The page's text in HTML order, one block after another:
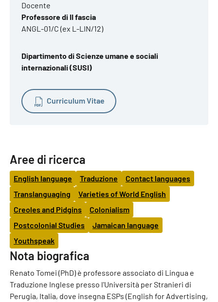
Docente
Professore di II fascia
ANGL-01/C (ex L-LIN/12)
Dipartimento di Scienze umane e sociali
internazionali (SUSI)
Curriculum Vitae
Aree di ricerca
English language Traduzione
Contact languages
Translanguaging
Varieties of World English
Creoles and Pidgins
Colonialism
Postcolonial Studies
Jamaican language
Youthspeak
Nota biografica
Renato Tomei (PhD) è professore associato di Lingua e
Traduzione Inglese presso l'Università per Stranieri di
Perugia, Italia, dove insegna ESPs (English for Advertising,